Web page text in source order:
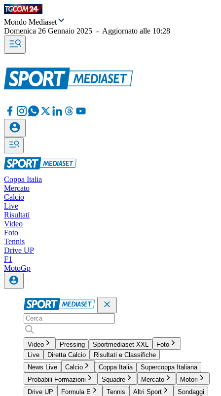
Mondo Mediaset
Domenica 26 Gennaio 2025 - Aggiornato alle 10:28
Coppa Italia
Mercato
Calcio
Live
Risultati
Video
Foto
Tennis
Drive UP
F1
MotoGp
Video Pressing Sportmediaset XXL
Foto
Live
Diretta Calcio
Risultati e Classifiche
News Live
Calcio Coppa Italia
Supercoppa Italiana
Probabili Formazioni
Squadre Mercato
Motori
Drive UP
Formula E Tennis Altri Sport
Sondaggi